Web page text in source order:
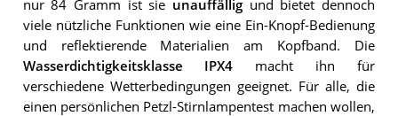
nur 84 Gramm ist sie unauffälligund bietet dennoch
viele nützliche Funktionen wie eine Ein-Knopf-Bedienung
und reflektierende Materialien am Kopfband. Die
Wasserdichtigkeitsklasse IPX4 macht ihn für
verschiedene Wetterbedingungen geeignet. Für alle, die
einen persönlichen Petzl-Stirnlampentest machen wollen,